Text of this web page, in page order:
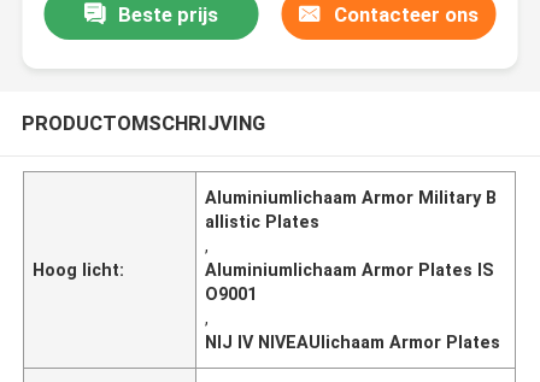
Beste prijs Contacteer ons
PRODUCTOMSCHRIJVING
Hoog licht:
Aluminiumlichaam Armor Military B
allistic Plates
,
Aluminiumlichaam Armor Plates IS
O9001
,
NIJ IV NIVEAUlichaam Armor Plates